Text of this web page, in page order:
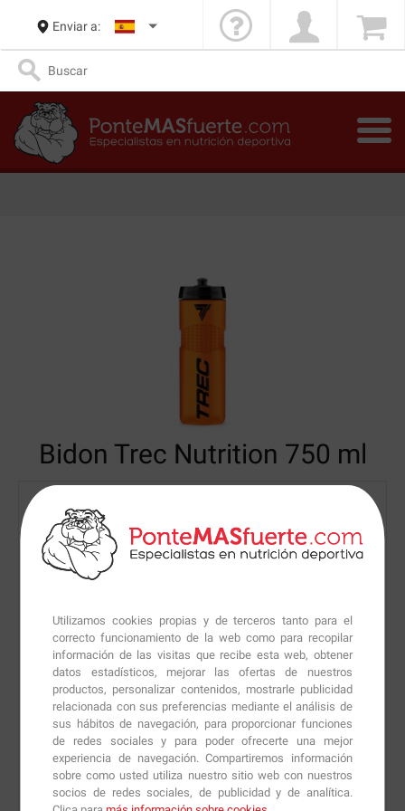
Utilizamos cookies propias y de terceros tanto para el
correcto funcionamiento de la web como para recopilar
información de las visitas que recibe esta web, obtener
datos estadísticos, mejorar las ofertas de nuestros
productos, personalizar contenidos, mostrarle publicidad
relacionada con sus preferencias mediante el análisis de
sus hábitos de navegación, para proporcionar funciones
de redes sociales y para poder ofrecerte una mejor
experiencia de navegación. Compartiremos información
sobre como usted utiliza nuestro sitio web con nuestros
socios de redes sociales, de publicidad y de analítica.
Enviar a:
Bidon Trec Nutrition 750 ml